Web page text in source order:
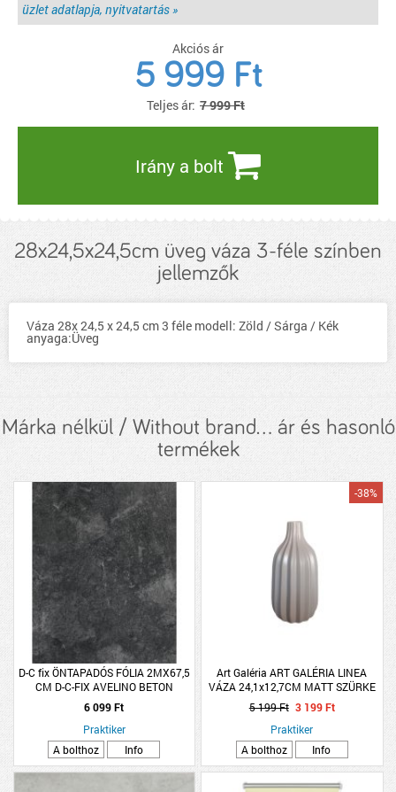
üzlet adatlapja, nyitvatartás »
Akciós ár
5 999 Ft
Teljes ár: 7 999 Ft
Irány a bolt
28x24,5x24,5cm üveg váza 3-féle színben
jellemzők
Váza 28x 24,5 x 24,5 cm 3 féle modell: Zöld / Sárga / Kék
anyaga:Üveg
Márka nélkül / Without brand... ár és hasonló
termékek
D-C fix ÖNTAPADÓS FÓLIA 2MX67,5
CM D-C-FIX AVELINO BETON
6 099 Ft
Praktiker
A bolthoz
Info
Art Galéria ART GALÉRIA LINEA
VÁZA 24,1x12,7CM MATT SZÜRKE
-38%
5 199 Ft 3 199 Ft
Praktiker
A bolthoz
Info